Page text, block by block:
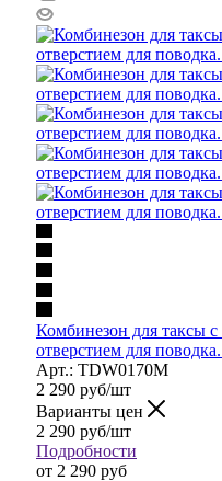
Комбинезон для таксы
отверстием для
Арт.: TDW0170M
2 290 руб/шт
Варианты цен
2 290 руб/шт
Подробности
от 2 290 руб